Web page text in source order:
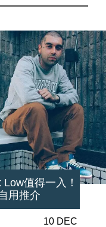
值得一入！
用推介
10 DEC